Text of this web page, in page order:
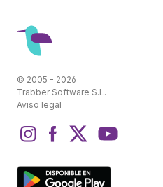
© 2005 - 2026
Trabber Software S.L.
Aviso legal